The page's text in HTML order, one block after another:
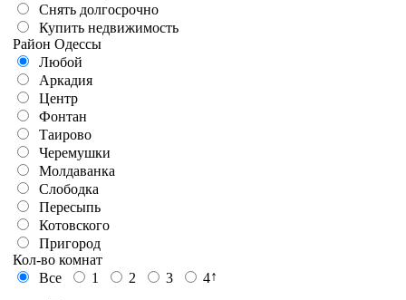
Снять долгосрочно
Купить недвижимость
Район Одессы
Любой
Аркадия
Центр
Фонтан
Таирово
Черемушки
Молдаванка
Слободка
Пересыпь
Котовского
Пригород
Кол-во комнат
Все
1 2 3 4↑